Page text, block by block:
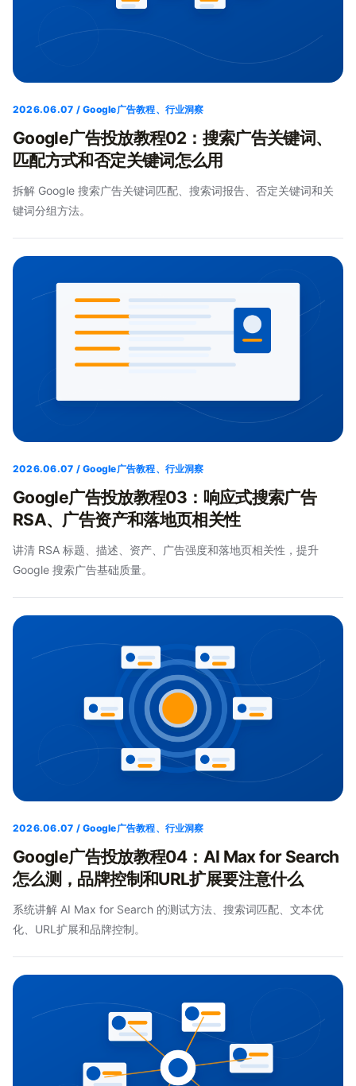
2026.06.07 / Google广告教程、行业洞察
Google广告投放教程02：搜索广告关键词、
匹配方式和否定关键词怎么用
拆解 Google 搜索广告关键词匹配、搜索词报告、否定关键词和关
键词分组方法。
2026.06.07 / Google广告教程、行业洞察
Google广告投放教程03：响应式搜索广告
RSA、广告资产和落地页相关性
讲清 RSA 标题、描述、资产、广告强度和落地页相关性，提升
Google 搜索广告基础质量。
2026.06.07 / Google广告教程、行业洞察
Google广告投放教程04：AI Max for Search
怎么测，品牌控制和URL扩展要注意什么
系统讲解 AI Max for Search 的测试方法、搜索词匹配、文本优
化、URL扩展和品牌控制。